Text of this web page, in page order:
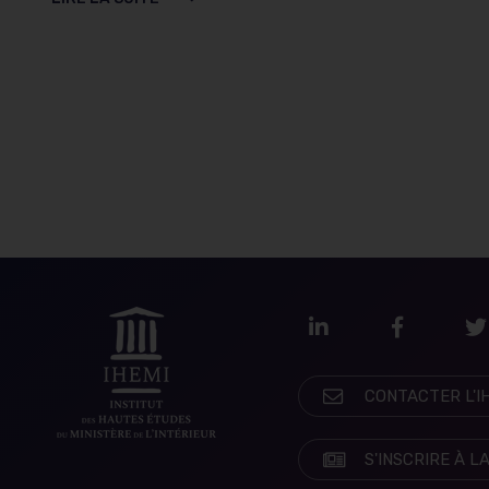
LinkedInFacebook
CONTACTER
S'INSCRIRE À